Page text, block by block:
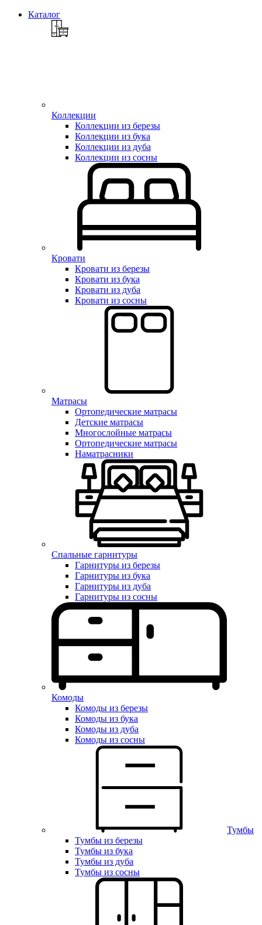
Каталог
Коллекции
Коллекции из березы
Коллекции из бука
Коллекции из дуба
Коллекции из сосны
Кровати
Кровати из березы
Кровати из бука
Кровати из дуба
Кровати из сосны
Матрасы
Ортопедические матрасы
Детские матрасы
Многослойные матрасы
Ортопедические матрасы
Наматрасники
Спальные гарнитуры
Гарнитуры из березы
Гарнитуры из бука
Гарнитуры из дуба
Гарнитуры из сосны
Комоды
Комоды из березы
Комоды из бука
Комоды из дуба
Комоды из сосны
Тумбы
Тумбы из березы
Тумбы из бука
Тумбы из дуба
Тумбы из сосны